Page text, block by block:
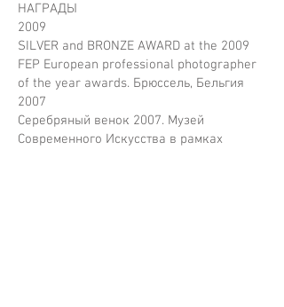
НАГРАДЫ
2009
SILVER and BRONZE AWARD at the 2009
FEP European professional photographer
of the year awards. Брюссель, Бельгия
2007
Серебряный венок 2007. Музей
Современного Искусства в рамках